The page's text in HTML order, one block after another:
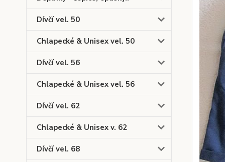
Dívčí vel. 50
Chlapecké & Unisex vel. 50
Dívčí vel. 56
Chlapecké & Unisex vel. 56
Dívčí vel. 62
Chlapecké & Unisex v. 62
Dívčí vel. 68